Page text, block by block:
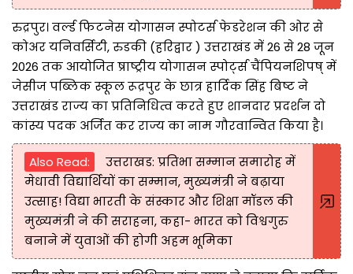
रुद्रपुर। वर्ल्ड फिटनेस योगासन स्पोटर्स फेडरेशन की ओर से
कोअर यनिवर्सिटी, रुडकी (हरिद्वार ) उत्तराखंड में 26 से 28 जून
2026 तक आयोजित ष्राष्ट्रीय योगासन स्पोर्ट्स चैंपियनशिपष् में
जेसीज पब्लिक स्कूल रूद्रपुर के छात्र हार्दिक सिंह बिष्ट ने
उत्तराखंड राज्य का प्रतिनिधित्व करते हुए शानदार प्रदर्शन दो
कांस्य पदक अर्जित कर राज्य का नाम गौरवान्वित किया है।
Also Read:
उत्तराखड: प्रतिभा सम्मान समारोह में
मेधावी विद्यार्थियों का सम्मान, मुख्यमंत्री ने बढ़ाया
उत्साह! विद्या भारती के संस्कार और शिक्षा मॉडल की
मुख्यमंत्री ने की सराहना, कहा- भारत को विश्वगुरु
बनाने में युवाओं की होगी अहम भूमिका